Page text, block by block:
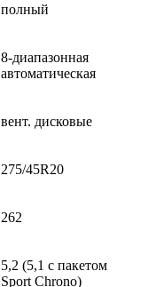
полный
8-диапазонная
автоматическая
вент. дисковые
275/45R20
262
5,2 (5,1 с пакетом
Sport Chrono)